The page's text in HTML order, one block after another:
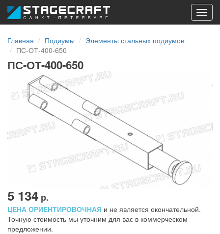
Главная
Подиумы
Элементы стальных подиумов
ПС-ОТ-400-650
ПС-ОТ-400-650
5 134 р.
ЦЕНА ОРИЕНТИРОВОЧНАЯ и не является окончательной.
Точную стоимость мы уточним для вас в коммерческом
предложении.